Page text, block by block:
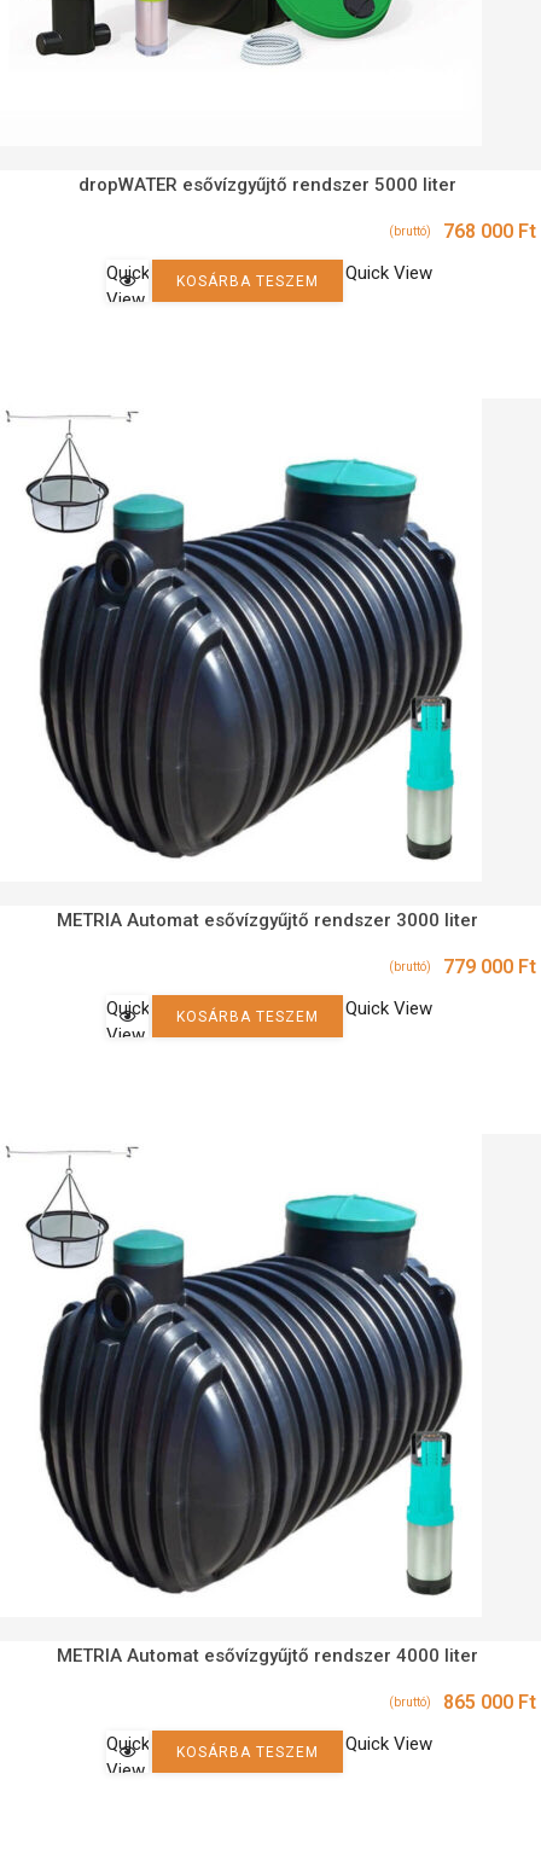
dropWATER esővízgyűjtő rendszer 5000 liter
768 000 Ft
(bruttó)
KOSÁRBA TESZEM Quick View
Quick
View
METRIA Automat esővízgyűjtő rendszer 3000 liter
779 000 Ft
(bruttó)
KOSÁRBA TESZEM Quick View
Quick
View
METRIA Automat esővízgyűjtő rendszer 4000 liter
865 000 Ft
(bruttó)
KOSÁRBA TESZEM Quick View
Quick
View